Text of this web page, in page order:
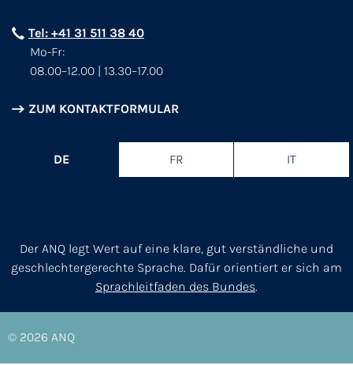
Tel: +41 31 511 38 40
Mo-Fr:
08.00–12.00 | 13.30–17.00
ZUM KONTAKTFORMULAR
DE FR IT
Der ANQ legt Wert auf eine klare, gut verständliche und
geschlechtergerechte Sprache. Dafür orientiert er sich am
Sprachleitfaden des Bundes.
© 2026 ANQ